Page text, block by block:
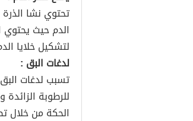
تحتوي نشا
الدم حيث
لتشكيل خلايا
لدغات البق :
تسبب لدغات
للرطوبة
الحكة من خلال